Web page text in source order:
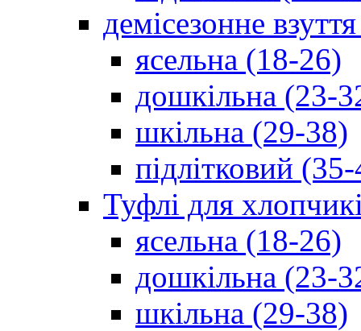
демісезонне
ясельна (18-26)
дошкільна (23-
шкільна (29-38)
підлітковий
Туфлі для
ясельна (18-26)
дошкільна (23-
шкільна (29-38)